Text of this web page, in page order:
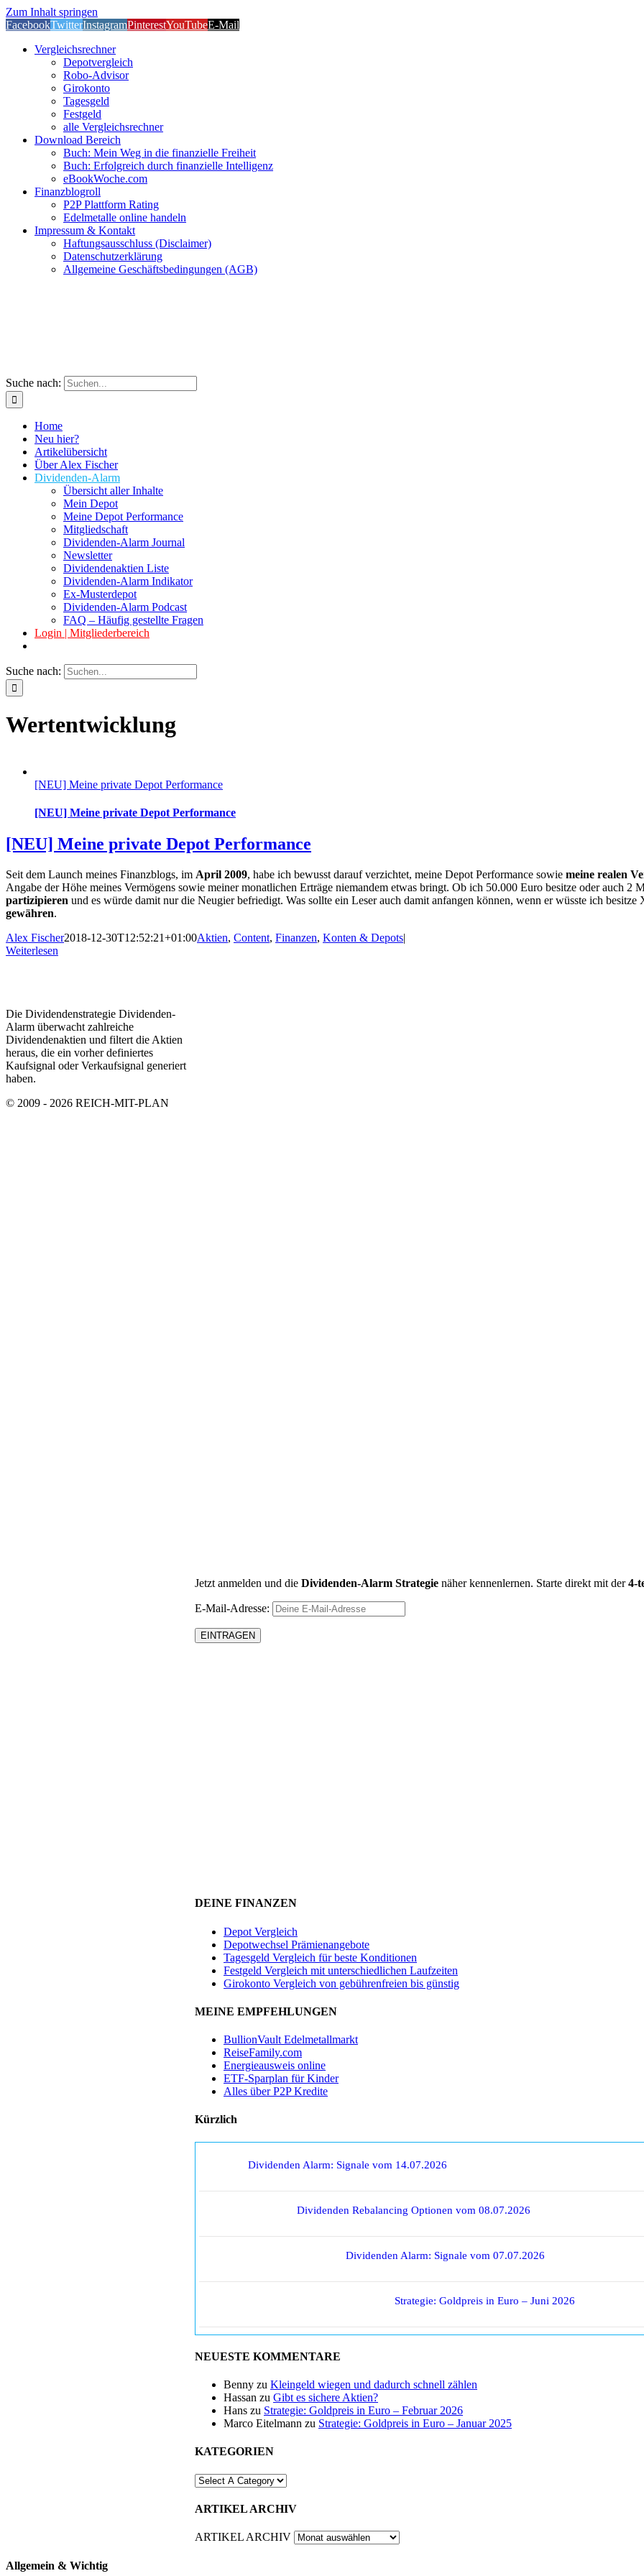
Zum Inhalt springen
FacebookTwitterInstagramPinterestYouTubeE-Mail
Vergleichsrechner
Depotvergleich
Robo-Advisor
Girokonto
Tagesgeld
Festgeld
alle Vergleichsrechner
Download Bereich
Buch: Mein Weg in die finanzielle Freiheit
Buch: Erfolgreich durch finanzielle Intelligenz
eBookWoche.com
Finanzblogroll
P2P Plattform Rating
Edelmetalle online handeln
Impressum & Kontakt
Haftungsausschluss (Disclaimer)
Datenschutzerklärung
Allgemeine Geschäftsbedingungen (AGB)
Suche nach:
Home
Neu hier?
Artikelübersicht
Über Alex Fischer
Dividenden-Alarm
Übersicht aller Inhalte
Mein Depot
Meine Depot Performance
Mitgliedschaft
Dividenden-Alarm Journal
Newsletter
Dividendenaktien Liste
Dividenden-Alarm Indikator
Ex-Musterdepot
Dividenden-Alarm Podcast
FAQ – Häufig gestellte Fragen
Login | Mitgliederbereich
Suche nach:
Wertentwicklung
[NEU] Meine private Depot Performance
[NEU] Meine private Depot Performance
[NEU] Meine private Depot Performance
Seit dem Launch meines Finanzblogs, im April 2009, habe ich bewusst darauf verzichtet, meine Depot Performance sowie meine realen
Angabe der Höhe meines Vermögens sowie meiner monatlichen Erträge niemandem etwas bringt. Ob ich 50.000 Euro besitze oder auch
partizipieren und es würde damit nur die Neugier befriedigt. Was sollte ein Leser auch damit anfangen können, wenn er wüsste ich
gewähren.
Alex Fischer2018-12-30T12:52:21+01:00Aktien, Content, Finanzen, Konten & Depots|
Weiterlesen
Jetzt anmelden und die Dividenden-Alarm Strategie näher kennenlernen. Starte direkt mit der4-
E-Mail-Adresse:
DEINE FINANZEN
Depot Vergleich
Depotwechsel Prämienangebote
Tagesgeld Vergleich für beste Konditionen
Festgeld Vergleich mit unterschiedlichen Laufzeiten
Girokonto Vergleich von gebührenfreien bis günstig
MEINE EMPFEHLUNGEN
BullionVault Edelmetallmarkt
ReiseFamily.com
Energieausweis online
ETF-Sparplan für Kinder
Alles über P2P Kredite
Kürzlich
Dividenden Alarm: Signale vom 14.07.2026
Dividenden Rebalancing Optionen vom 08.07.2026
Dividenden Alarm: Signale vom 07.07.2026
Strategie: Goldpreis in Euro – Juni 2026
NEUESTE KOMMENTARE
Benny zu Kleingeld wiegen und dadurch schnell zählen
Hassan zu Gibt es sichere Aktien?
Hans zu Strategie: Goldpreis in Euro – Februar 2026
Marco Eitelmann zu Strategie: Goldpreis in Euro – Januar 2025
KATEGORIEN
ARTIKEL ARCHIV
ARTIKEL ARCHIV
Die Dividendenstrategie Dividenden-
Alarm überwacht zahlreiche
Dividendenaktien und filtert die Aktien
heraus, die ein vorher definiertes
Kaufsignal oder Verkaufsignal generiert
haben.
© 2009 - 2026 REICH-MIT-PLAN
Allgemein & Wichtig